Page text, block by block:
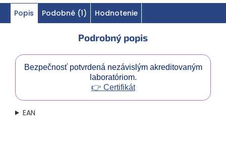
vitamín K, vitamín D3, biotín, vitamín B12. Alergény sú
vyznačenéVEĽKÝMI PÍSMENAMI. Zloženie sa vzťahuje k
sušenému stavu potraviny.
Popis Podobné (1) Hodnotenie
Podrobný popis
Bezpečnosť potvrdená nezávislým akreditovaným
laboratóriom.
👉 Certifikát
EAN